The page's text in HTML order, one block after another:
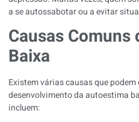
a se autossabotar ou a evitar
Causas
Baixa
Existem várias causas que
desenvolvimento da autoestima
incluem: